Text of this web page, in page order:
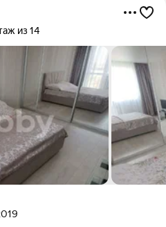
из 14